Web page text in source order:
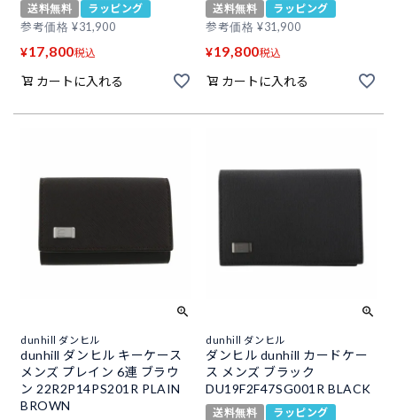
送料無料
ラッピング
参考価格 ¥31,900
¥17,800税込
カートに入れる
送料無料
ラッピング
参考価格 ¥31,900
¥19,800税込
カートに入れる
dunhill ダンヒル
dunhill ダンヒル キーケース
メンズ プレイン 6連 ブラウ
ン 22R2P14PS201R PLAIN
BROWN
dunhill ダンヒル
ダンヒル dunhill カードケー
ス メンズ ブラック
DU19F2F47SG001R BLACK
送料無料
ラッピング